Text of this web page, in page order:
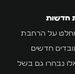
על הרחבת
חדשים
אלו נבחרו גם בשל